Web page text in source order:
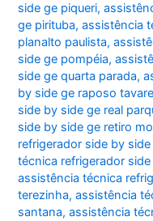
side ge piqueri,
ge pirituba,assistência
planalto paulista,
side ge pompéia,
side ge quarta parada,
by side ge raposo
side by side ge real
side by side ge retiro
refrigerador side by
técnica refrigerador
assistência técnica
terezinha,assistência
santana,assistência